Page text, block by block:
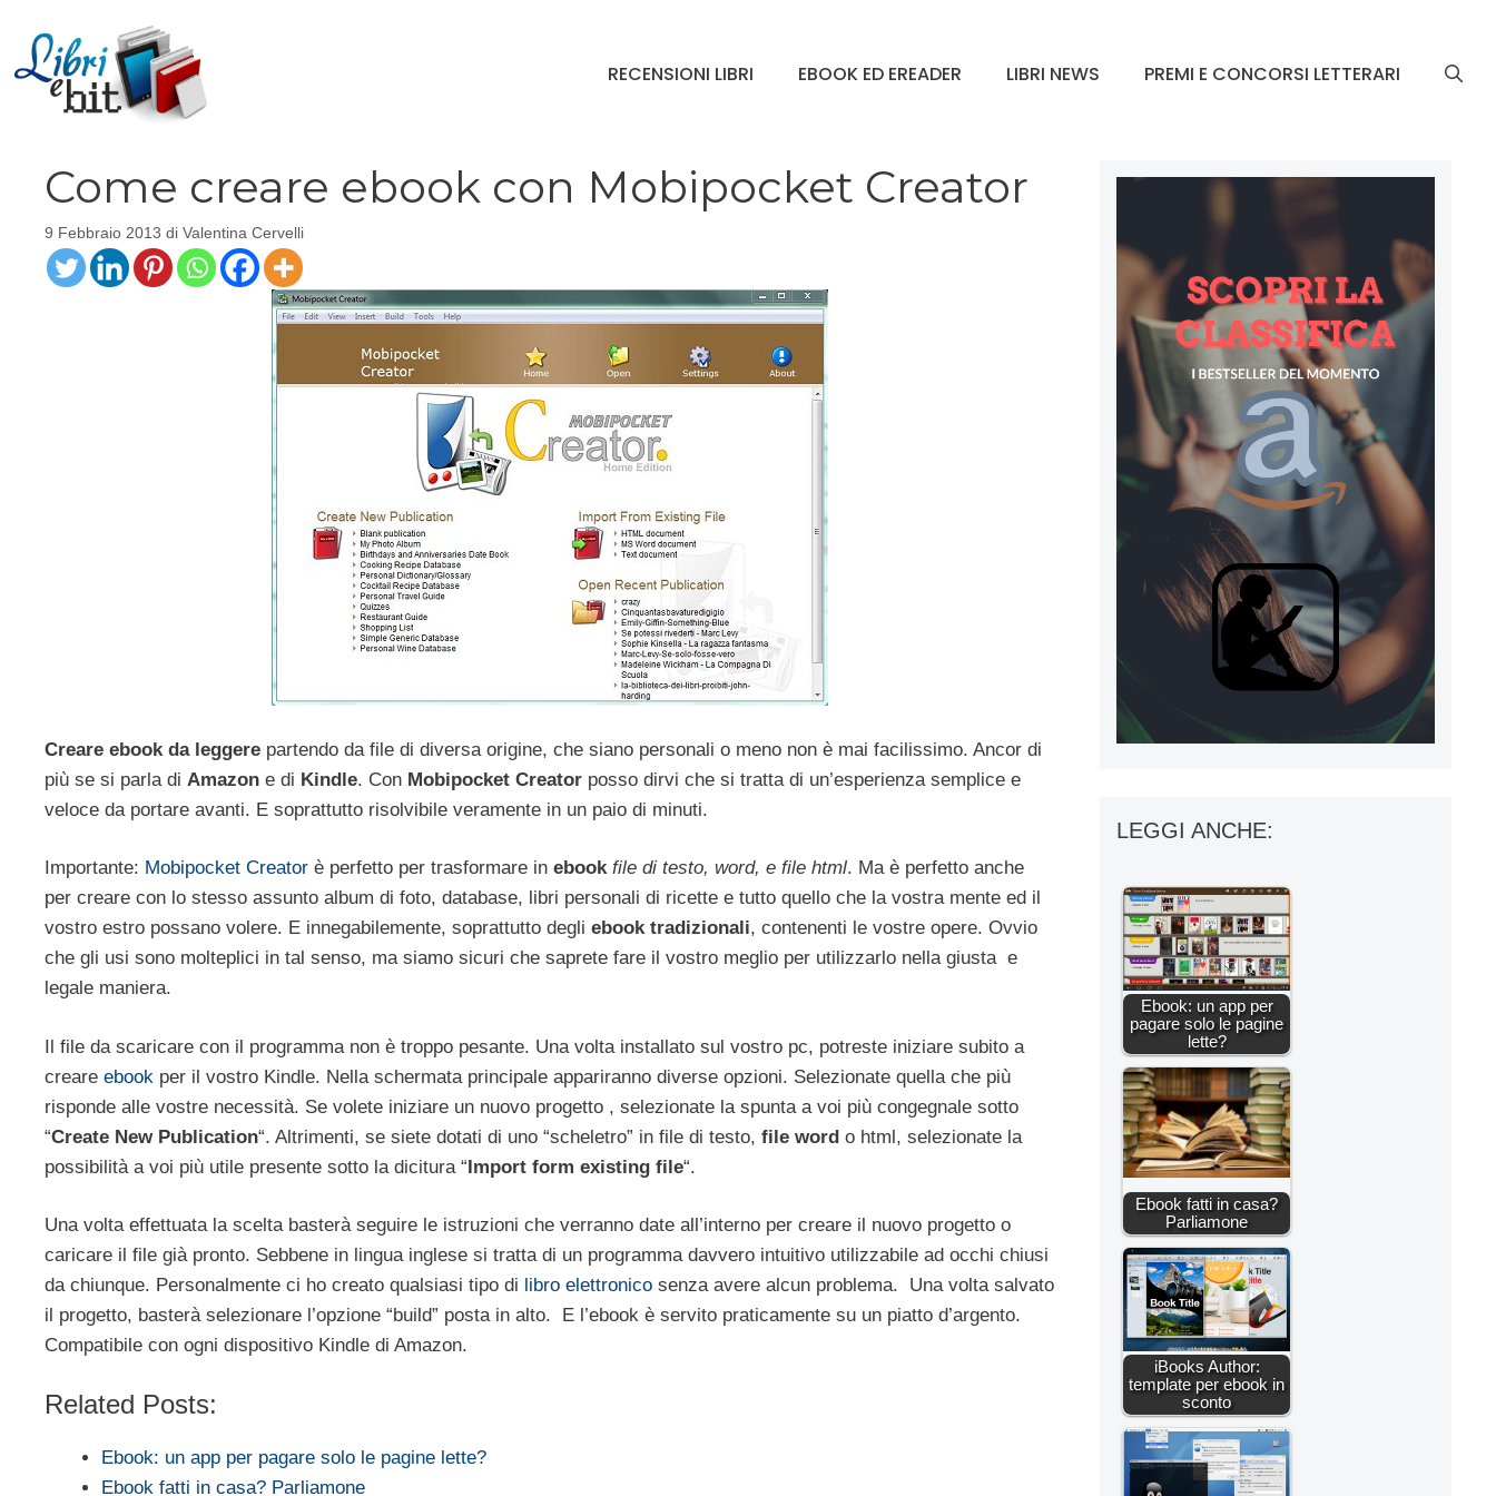
contenuto
RECENSIONI LIBRI EBOOK ED EREADER LIBRI NEWS PREMI E CONCORSI LETTERARI
Come creare ebook con Mobipocket Creator
9 Febbraio 2013 di Valentina Cervelli
Creare ebook da leggere partendo da file di diversa origine, che siano personali o meno non è mai facilissimo. Ancor di
più se si parla di Amazon e di Kindle. Con Mobipocket Creator posso dirvi che si tratta di un’esperienza semplice e
veloce da portare avanti. E soprattutto risolvibile veramente in un paio di minuti.
Importante: Mobipocket Creator è perfetto per trasformare in ebook file di testo, word, e file html. Ma è perfetto anche
per creare con lo stesso assunto album di foto, database, libri personali di ricette e tutto quello che la vostra mente ed il
vostro estro possano volere. E innegabilemente, soprattutto degli ebook tradizionali, contenenti le vostre opere. Ovvio
che gli usi sono molteplici in tal senso, ma siamo sicuri che saprete fare il vostro meglio per utilizzarlo nella giusta e
legale maniera.
Il file da scaricare con il programma non è troppo pesante. Una volta installato sul vostro pc, potreste iniziare subito a
creare ebook per il vostro Kindle. Nella schermata principale appariranno diverse opzioni. Selezionate quella che più
risponde alle vostre necessità. Se volete iniziare un nuovo progetto , selezionate la spunta a voi più congegnale sotto
“Create New Publication“. Altrimenti, se siete dotati di uno “scheletro” in file di testo, file word o html, selezionate la
possibilità a voi più utile presente sotto la dicitura “Import form existing file“.
Una volta effettuata la scelta basterà seguire le istruzioni che verranno date all’interno per creare il nuovo progetto o
caricare il file già pronto. Sebbene in lingua inglese si tratta di un programma davvero intuitivo utilizzabile ad occhi chiusi
da chiunque. Personalmente ci ho creato qualsiasi tipo di libro elettronico senza avere alcun problema. Una volta salvato
il progetto, basterà selezionare l’opzione “build” posta in alto. E l’ebook è servito praticamente su un piatto d’argento.
Compatibile con ogni dispositivo Kindle di Amazon.
Related Posts:
Ebook: un app per pagare solo le pagine lette?
Ebook fatti in casa? Parliamone
LEGGI ANCHE:
Ebook: un app per
pagare solo le pagine
lette?
Ebook fatti in casa?
Parliamone
iBooks Author:
template per ebook in
sconto